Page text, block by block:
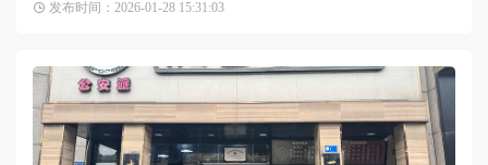
的口味，我会更喜欢许记的香脆，许记也是本地朋友更喜欢
发布时间：2026-01-28 15:31:03